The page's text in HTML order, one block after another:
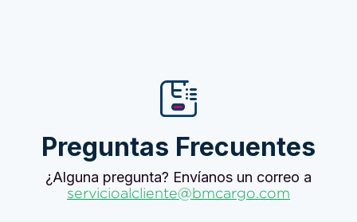
Preguntas Frecuentes
¿Alguna pregunta? Envíanos un correo a
servicioalcliente@bmcargo.com